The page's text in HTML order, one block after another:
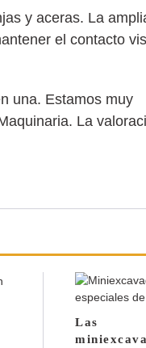
y aceras. La
el contacto
una. Estamos muy
La
Las